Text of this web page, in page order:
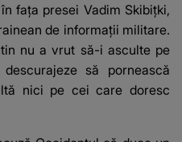
faţa presei Vadim Skibiţki,
de informaţii militare.
nu a vrut să-i asculte pe
să pornească
nici pe cei care doresc